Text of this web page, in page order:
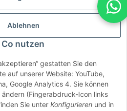
Ablehnen
nutzen
gestatten Sie den
auf unserer Website: YouTube,
Google Analytics 4. Sie können
(Fingerabdruck-Icon links
Sie unter Konfigurieren und in
zzgl.Versand
Naturkosmetik